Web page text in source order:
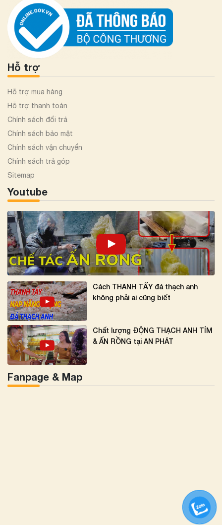
Hỗ trợ
Hỗ trợ mua hàng
Hỗ trợ thanh toán
Chính sách đổi trả
Chính sách bảo mật
Chính sách vận chuyển
Chính sách trả góp
Sitemap
Youtube
Cách THANH TẨY đá thạch anh
không phải ai cũng biết
Chất lượng ĐỘNG THẠCH ANH TÍM
& ẤN RỒNG tại AN PHÁT
Fanpage & Map